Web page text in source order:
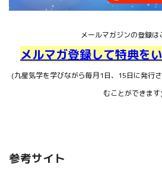
メールマガジンの登録は
メルマガ登録して特典を
(九星気学を学びながら毎月1日、15日に発行
むことができます)
参考サイト